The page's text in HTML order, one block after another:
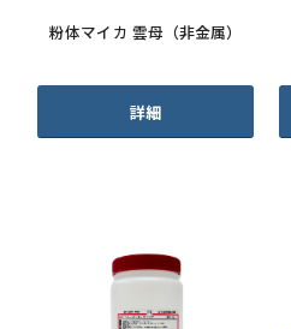
粉体マイカ 雲母（非金属）
詳細